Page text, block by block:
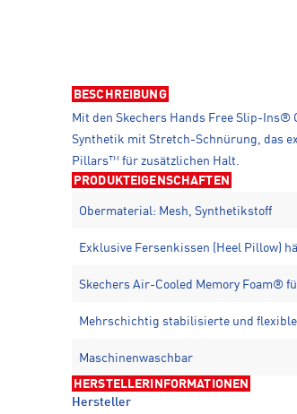
BESCHREIBUNG
Mit den Skechers Hands Free Slip-Ins®
Synthetik mit Stretch-Schnürung, das
Pillars™ für zusätzlichen Halt.
PRODUKTEIGENSCHAFTEN
Obermaterial: Mesh, Synthetikstoff
Exklusive Fersenkissen (Heel Pillow)
Skechers Air-Cooled Memory Foam®
Mehrschichtig stabilisierte und
Maschinenwaschbar
HERSTELLERINFORMATIONEN
Hersteller